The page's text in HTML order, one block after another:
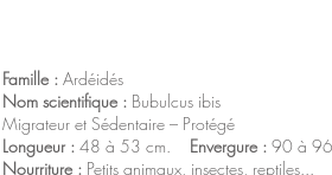
Famille : Ardéidés
Nom scientifique : Bubulcus ibis
Migrateur et Sédentaire – Protégé
Longueur : 48 à 53 cm. Envergure : 90 à
Nourriture : Petits animaux, insectes, reptiles...